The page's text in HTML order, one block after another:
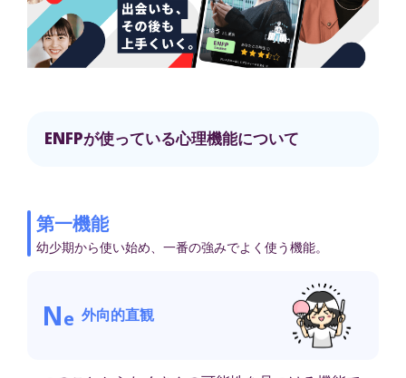
ENFPが使っている心理機能について
第一機能
幼少期から使い始め、一番の強みでよく使う機能。
Ne 外向的直観